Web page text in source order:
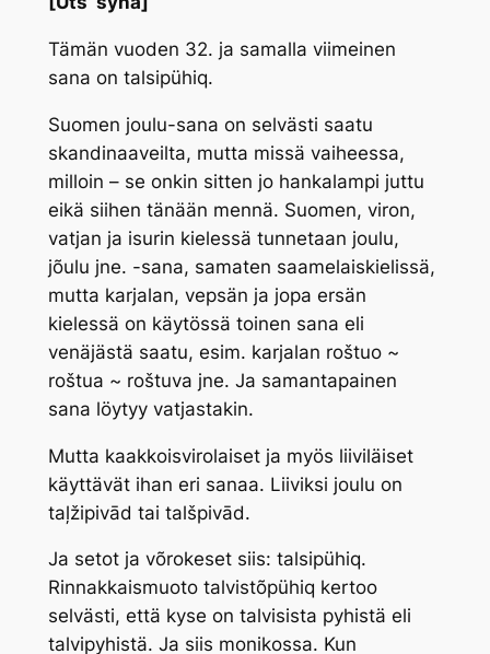
Tämän vuoden 32. ja samalla viimeinen
sana on talsipühiq.
Suomen joulu-sana on selvästi saatu
skandinaaveilta, mutta missä vaiheessa,
milloin – se onkin sitten jo hankalampi juttu
eikä siihen tänään mennä. Suomen, viron,
vatjan ja isurin kielessä tunnetaan joulu,
jõulu jne. -sana, samaten saamelaiskielissä,
mutta karjalan, vepsän ja jopa ersän
kielessä on käytössä toinen sana eli
venäjästä saatu, esim. karjalan roštuo ~
roštua ~ roštuva jne. Ja samantapainen
sana löytyy vatjastakin.
Mutta kaakkoisvirolaiset ja myös liiviläiset
käyttävät ihan eri sanaa. Liiviksi joulu on
taļžipivād tai talšpivād.
Ja setot ja võrokeset siis: talsipühiq.
Rinnakkaismuoto talvistõpühiq kertoo
selvästi, että kyse on talvisista pyhistä eli
talvipyhistä. Ja siis monikossa. Kun